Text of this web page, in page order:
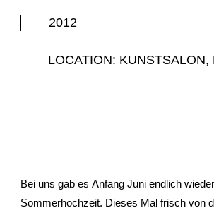
2012
LOCATION: KUNSTSALON,
Bei uns gab es Anfang Juni endlich
Sommerhochzeit. Dieses Mal frisch von